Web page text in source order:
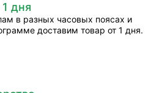
дня
в разных часовых поясах и
доставим товар от 1 дня.